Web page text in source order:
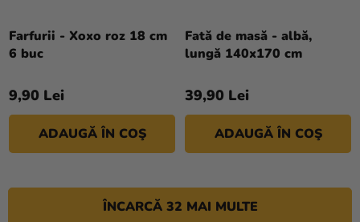
Farfurii - Xoxo roz 18 cm
6 buc
9,90 Lei
ADAUGĂ ÎN COŞ
Fată de masă - albă,
lungă 140x170 cm
39,90 Lei
ADAUGĂ ÎN COŞ
ÎNCARCĂ 32 MAI MULTE